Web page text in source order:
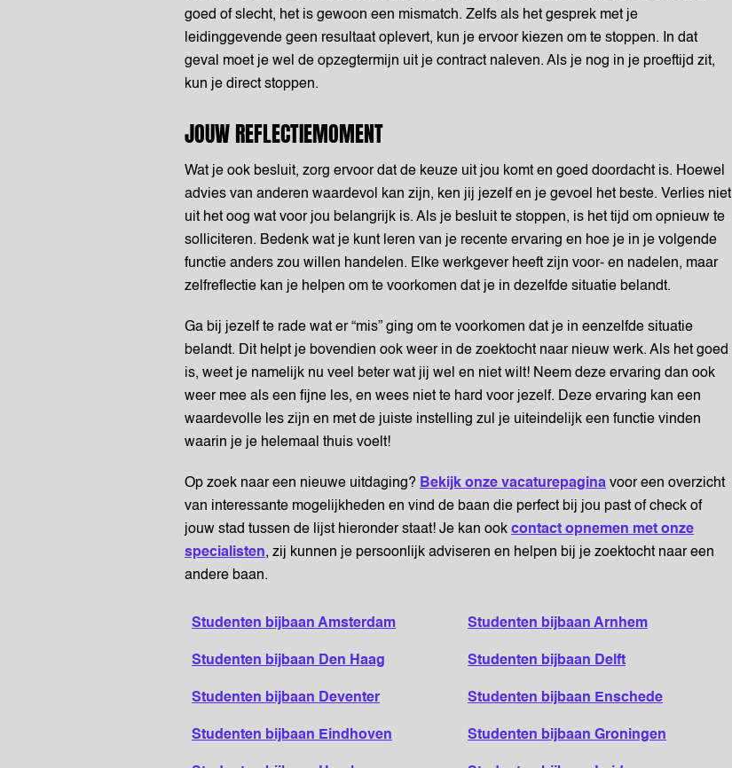
goed of slecht, het is gewoon een mismatch. Zelfs als het gesprek met je
leidinggevende geen resultaat oplevert, kun je ervoor kiezen om te stoppen. In dat
geval moet je wel de opzegtermijn uit je contract naleven. Als je nog in je proeftijd zit,
kun je direct stoppen.
JOUW REFLECTIEMOMENT
Wat je ook besluit, zorg ervoor dat de keuze uit jou komt en goed doordacht is. Hoewel
advies van anderen waardevol kan zijn, ken jij jezelf en je gevoel het beste. Verlies niet
uit het oog wat voor jou belangrijk is. Als je besluit te stoppen, is het tijd om opnieuw te
solliciteren. Bedenk wat je kunt leren van je recente ervaring en hoe je in je volgende
functie anders zou willen handelen. Elke werkgever heeft zijn voor- en nadelen, maar
zelfreflectie kan je helpen om te voorkomen dat je in dezelfde situatie belandt.
Ga bij jezelf te rade wat er “mis” ging om te voorkomen dat je in eenzelfde situatie
belandt. Dit helpt je bovendien ook weer in de zoektocht naar nieuw werk. Als het goed
is, weet je namelijk nu veel beter wat jij wel en niet wilt! Neem deze ervaring dan ook
weer mee als een fijne les, en wees niet te hard voor jezelf. Deze ervaring kan een
waardevolle les zijn en met de juiste instelling zul je uiteindelijk een functie vinden
waarin je je helemaal thuis voelt!
Op zoek naar een nieuwe uitdaging? Bekijk onze vacaturepagina voor een overzicht
van interessante mogelijkheden en vind de baan die perfect bij jou past of check of
jouw stad tussen de lijst hieronder staat! Je kan ook contact opnemen met onze
specialisten, zij kunnen je persoonlijk adviseren en helpen bij je zoektocht naar een
andere baan.
Studenten bijbaan Amsterdam Studenten bijbaan Arnhem
Studenten bijbaan Den Haag Studenten bijbaan Delft
Studenten bijbaan Deventer Studenten bijbaan Enschede
Studenten bijbaan Eindhoven Studenten bijbaan Groningen